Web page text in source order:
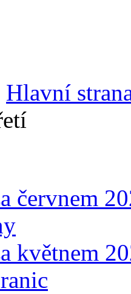
Hlavní
červnem
květnem